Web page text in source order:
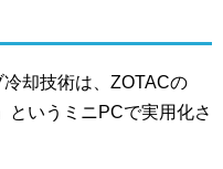
却技術は、ZOTACの
というミニPCで実用化さ